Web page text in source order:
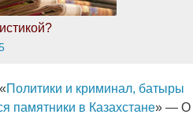
Политики и криминал, батыры
памятники в Казахстане» — О